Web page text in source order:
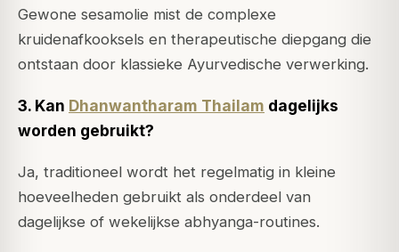
Gewone sesamolie mist de complexe
kruidenafkooksels en therapeutische diepgang die
ontstaan door klassieke Ayurvedische verwerking.
3. Kan Dhanwantharam Thailam dagelijks
worden gebruikt?
Ja, traditioneel wordt het regelmatig in kleine
hoeveelheden gebruikt als onderdeel van
dagelijkse of wekelijkse abhyanga-routines.